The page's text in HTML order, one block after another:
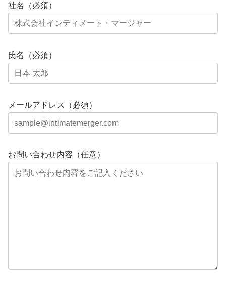
社名（必須）
氏名（必須）
メールアドレス（必須）
お問い合わせ内容（任意）